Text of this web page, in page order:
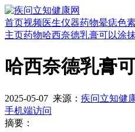
首页视频医生仪器药物晕痣色
主页药物哈西奈德乳膏可以涂
哈西奈德乳膏
2025-05-07 来源： 疾问立知健
手机端访问
摘要：